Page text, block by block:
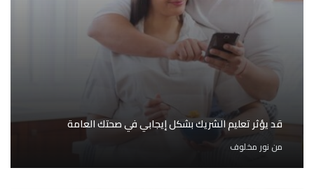
قد يؤثر تعليم الشريك بشكل إيجابي في صحتك العامة
من نور مخلوف